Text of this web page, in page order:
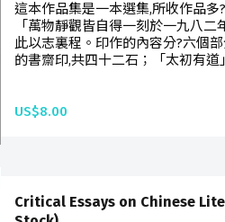
這本作品集是一本選集,所收作品多
「萬物靜觀皆自得一刻於一九八二
此以志裏程。印作的內容分?六個
的書齋印,共四十二石；「太初有道
US$8.00
Critical Essays on Chinese